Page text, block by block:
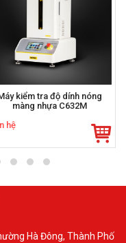
kiểm tra độ dính nóng
màng nhựa C632M
hệ
Hà Đông, Thành Phố